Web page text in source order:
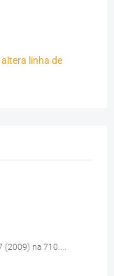
linha de
(2009) na 710....